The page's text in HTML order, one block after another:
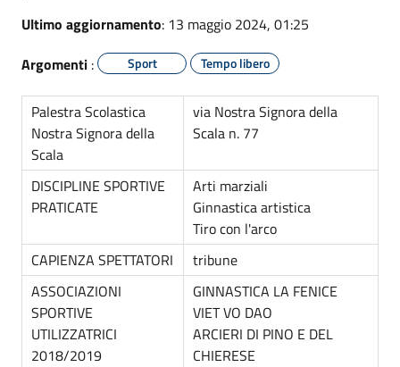
Ultimo aggiornamento: 13 maggio 2024, 01:25
Argomenti : Sport Tempo libero
Palestra Scolastica
Nostra Signora della
Scala
via Nostra Signora della
Scala n. 77
DISCIPLINE SPORTIVE
PRATICATE
Arti marziali
Ginnastica artistica
Tiro con l'arco
CAPIENZA SPETTATORI
tribune
ASSOCIAZIONI
SPORTIVE
UTILIZZATRICI
2018/2019
GINNASTICA LA FENICE
VIET VO DAO
ARCIERI DI PINO E DEL
CHIERESE